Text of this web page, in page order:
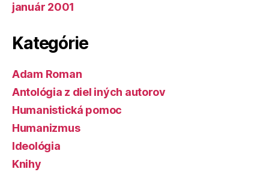
január 2001
Kategórie
Adam Roman
Antológia z diel iných autorov
Humanistická pomoc
Humanizmus
Ideológia
Knihy